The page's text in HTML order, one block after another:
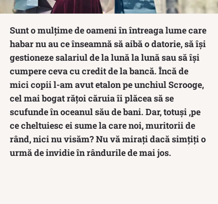
Sunt o mulțime de oameni în întreaga lume care
habar nu au ce înseamnă să aibă o datorie, să își
gestioneze salariul de la lună la lună sau să își
cumpere ceva cu credit de la bancă. Încă de
mici copii l-am avut etalon pe unchiul Scrooge,
cel mai bogat rățoi căruia îi plăcea să se
scufunde în oceanul său de bani. Dar, totuși ,pe
ce cheltuiesc ei sume la care noi, muritorii de
rând, nici nu visăm? Nu vă mirați dacă simțiți o
urmă de invidie în rândurile de mai jos.